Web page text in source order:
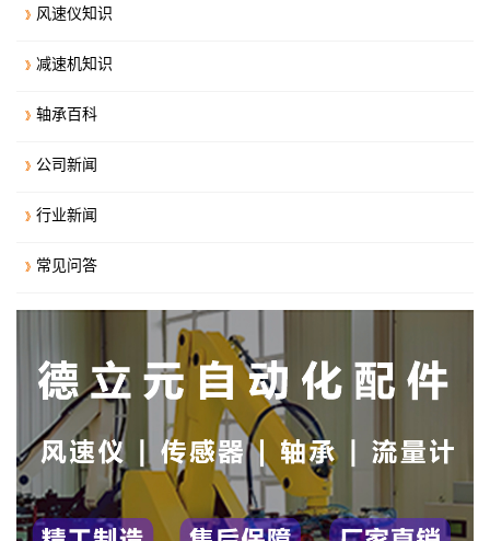
风速仪知识
减速机知识
轴承百科
公司新闻
行业新闻
常见问答